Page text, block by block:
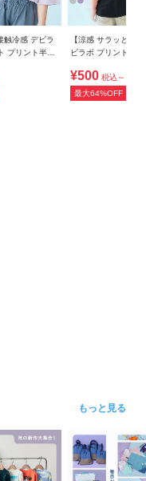
触冷感 デビラ
プリント半袖
【涼感 サラッとメ
ビラボ プリント 半
¥500 税込～
最大64%OFF
もっと見る